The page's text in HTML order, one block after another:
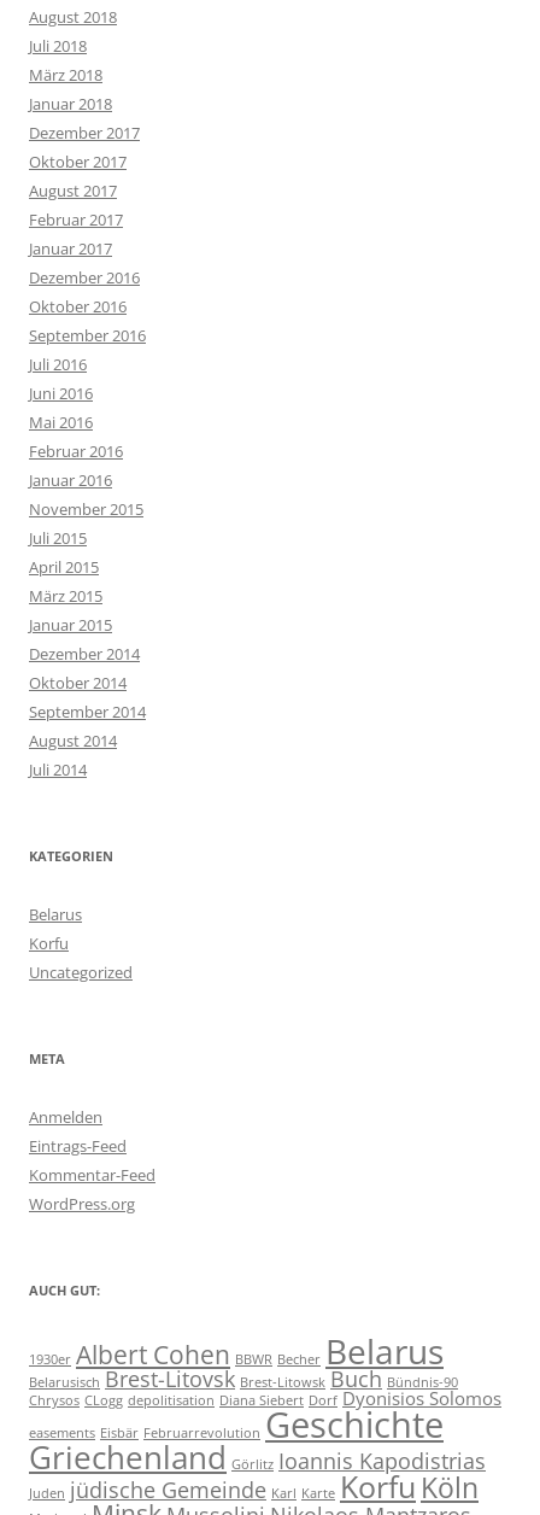
August 2018
Juli 2018
März 2018
Januar 2018
Dezember 2017
Oktober 2017
August 2017
Februar 2017
Januar 2017
Dezember 2016
Oktober 2016
September 2016
Juli 2016
Juni 2016
Mai 2016
Februar 2016
Januar 2016
November 2015
Juli 2015
April 2015
März 2015
Januar 2015
Dezember 2014
Oktober 2014
September 2014
August 2014
Juli 2014
KATEGORIEN
Belarus
Korfu
Uncategorized
META
Anmelden
Eintrags-Feed
Kommentar-Feed
WordPress.org
AUCH GUT:
1930er Albert Cohen BBWR Becher Belarus
Belarusisch Brest-Litovsk Brest-Litowsk Buch Bündnis-90
Chrysos CLogg depolitisation Diana Siebert Dorf Dyonisios Solomos
easements Eisbär Februarrevolution Geschichte
Griechenland Görlitz Ioannis Kapodistrias
Juden jüdische Gemeinde Karl Karte Korfu Köln